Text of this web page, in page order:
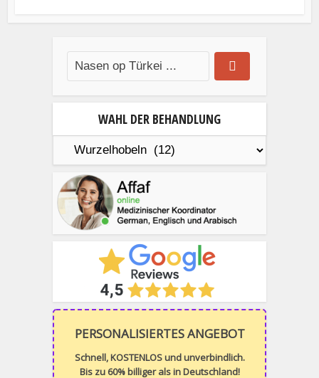
WAHL DER BEHANDLUNG
PERSONALISIERTES ANGEBOT
Schnell, KOSTENLOS und unverbindlich.
Bis zu 60% billiger als in Deutschland!